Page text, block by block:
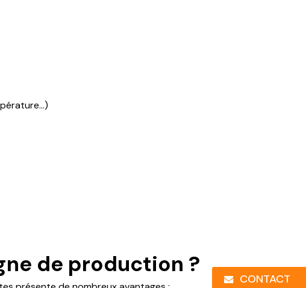
CONTACT
de production ?